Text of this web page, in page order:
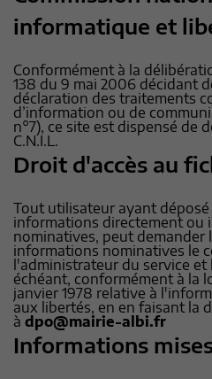
informatique et
Conformément à la
138 du 9 mai 2006 décidant
déclaration des traitements
d’information ou de
n°7), ce site est dispensé de
C.N.I.L.
Droit d'accès au
Tout utilisateur ayant
informations directement ou
nominatives, peut demander
informations nominatives le
l'administrateur du service et
échéant, conformément à la
janvier 1978 relative à
aux libertés, en en faisant la
à dpo@mairie-albi.fr
Informations